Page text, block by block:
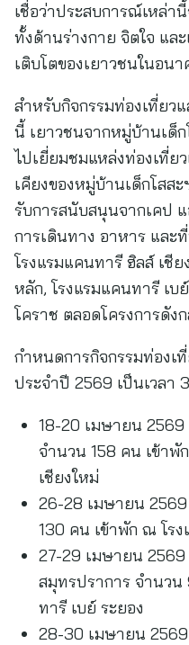
เชื่อว่าประสบการณ์เหล่า
ทั้งด้านร่างกาย จิตใจ แล
เติบโตของเยาวชนในอนา
สำหรับกิจกรรมท่องเที่ย
นี้ เยาวชนจากหมู่บ้านเด็
ไปเยี่ยมชมแหล่งท่องเที่ย
เคียงของหมู่บ้านเด็กโสส
รับการสนับสนุนจากเคป
การเดินทาง อาหาร และ
โรงแรมแคนทารี ฮิลส์ เชี
หลัก, โรงแรมแคนทารี เบ
โคราช ตลอดโครงการดัง
กำหนดการกิจกรรมท่อง
ประจำปี 2569 เป็นเวลา
18-20 เมษายน 2569
จำนวน 158 คน เข้าพั
เชียงใหม่
26-28 เมษายน
130 คน เข้าพัก ณ โร
27-29 เมษายน
สมุทรปราการ จำนว
ทารี เบย์ ระยอง
28-30 เมษายน